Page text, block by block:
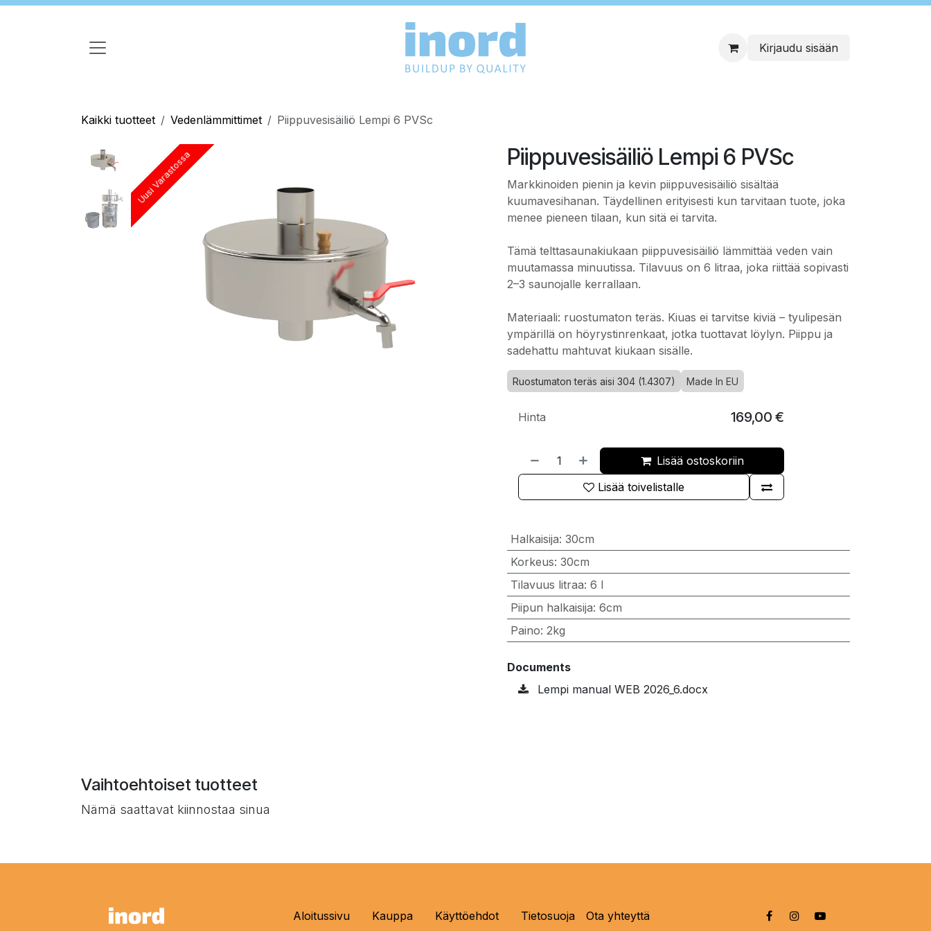
Siirry sisältöön
Kirjaudu sisään
Kaikki tuotteet Vedenlämmittimet Piippuvesisäiliö Lempi 6 PVSc
Uusi Varastossa
Uusi Varastossa Piippuvesisäiliö Lempi 6 PVSc
Markkinoiden pienin ja kevin piippuvesisäiliö sisältää
kuumavesihanan. Täydellinen erityisesti kun tarvitaan tuote, joka
menee pieneen tilaan, kun sitä ei tarvita.
Tämä telttasaunakiukaan piippuvesisäiliö lämmittää veden vain
muutamassa minuutissa. Tilavuus on 6 litraa, joka riittää sopivasti
2–3 saunojalle kerrallaan.
Materiaali: ruostumaton teräs. Kiuas ei tarvitse kiviä – tyulipesän
ympärillä on höyrystinrenkaat, jotka tuottavat löylyn. Piippu ja
sadehattu mahtuvat kiukaan sisälle.
Ruostumaton teräs aisi 304 (1.4307) Made In EU
Lisää ostoskoriin
Lisää toivelistalle
Hinta 169,00 €
Halkaisija: 30cm
Korkeus: 30cm
Tilavuus litraa: 6 l
Piipun halkaisija: 6cm
Paino: 2kg
Documents
Lempi manual WEB 2026_6.docx
Vaihtoehtoiset tuotteet
Nämä saattavat kiinnostaa sinua
Aloitussivu Kauppa Käyttöehdot Tietosuoja Ota yhteyttä